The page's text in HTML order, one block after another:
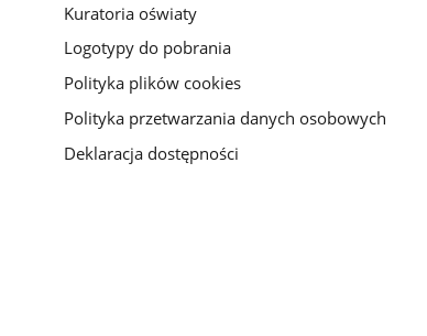
Kuratoria oświaty
Logotypy do pobrania
Polityka plików cookies
Polityka przetwarzania danych osobowych
Deklaracja dostępności